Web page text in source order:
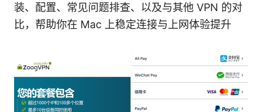
装、配置、常见问题排查、以及与其他 VPN 的对
比，帮助你在 Mac 上稳定连接与上网体验提升